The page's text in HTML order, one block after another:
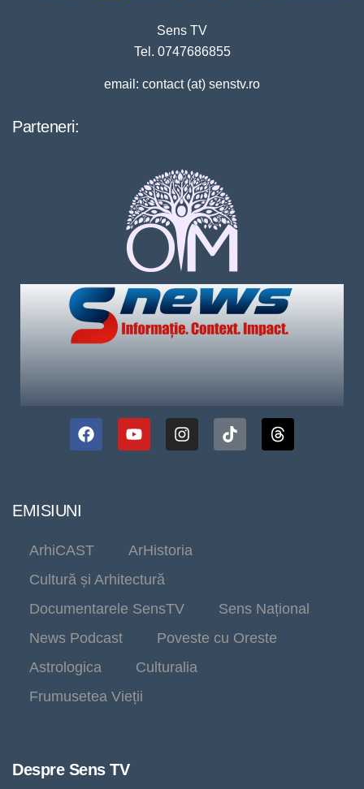
Sens TV
Tel. 0747686855
email: contact (at) senstv.ro
Parteneri:
EMISIUNI
ArhiCAST
ArHistoria
Cultură și Arhitectură
Documentarele SensTV
Sens Național
News Podcast
Poveste cu Oreste
Astrologica
Culturalia
Frumusetea Vieții
Despre Sens TV